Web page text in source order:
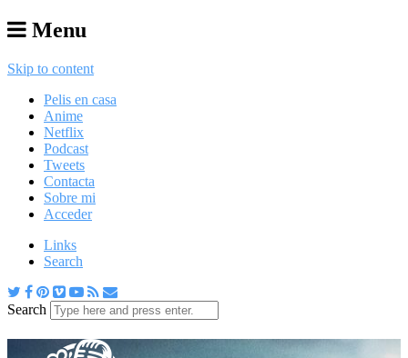
Menu
Skip to content
Pelis en casa
Anime
Netflix
Podcast
Tweets
Contacta
Sobre mi
Acceder
Links
Search
Search